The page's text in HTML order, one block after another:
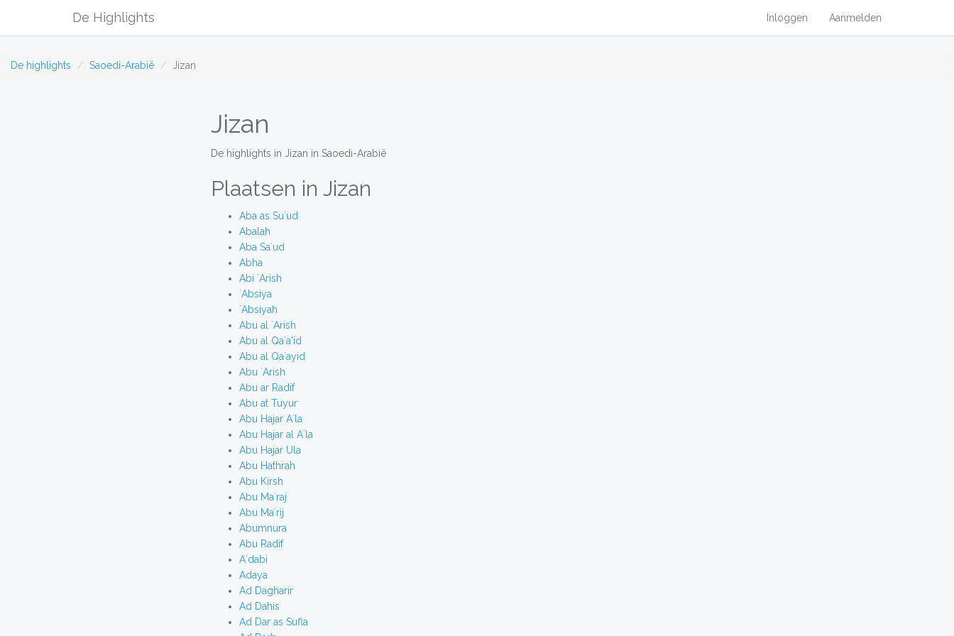
De Highlights Inloggen Aanmelden
De highlights Saoedi-Arabië Jizan
Jizan
De highlights in Jizan in Saoedi-Arabië
Plaatsen in Jizan
Aba as Su`ud
Abalah
Aba Sa`ud
Abha
Abi `Arish
`Absiya
`Absiyah
Abu al `Arish
Abu al Qa`a'id
Abu al Qa`ayid
Abu `Arish
Abu ar Radif
Abu at Tuyur
Abu Hajar A`la
Abu Hajar al A`la
Abu Hajar Ula
Abu Hathrah
Abu Kirsh
Abu Ma`raj
Abu Ma`rij
Abumnura
Abu Radif
A`dabi
Adaya
Ad Dagharir
Ad Dahis
Ad Dar as Sufla